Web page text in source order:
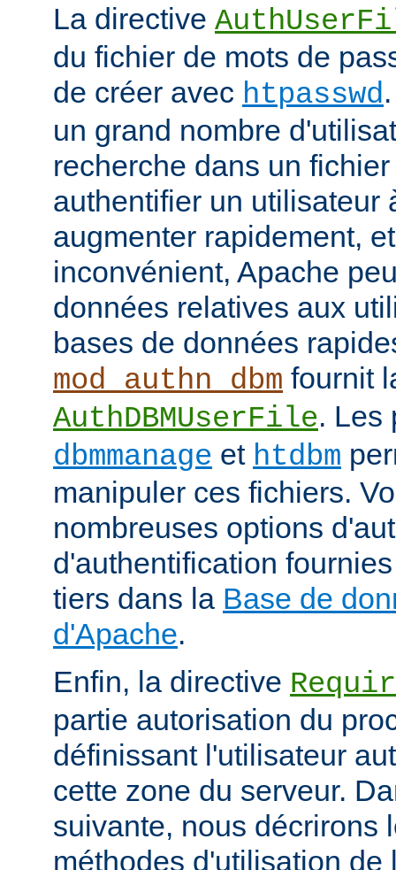
La directive
du fichier de mots de
de créer avec htpasswd
un grand nombre
recherche dans un
authentifier un utilisateur
augmenter rapidement,
inconvénient, Apache
données relatives aux
bases de données
mod_authn_dbm fournit
AuthDBMUserFile. Les
dbmmanage et htdbm
manipuler ces fichiers.
nombreuses options
d'authentification
tiers dans la Base de
d'Apache.
Enfin, la directive
partie autorisation du
définissant l'utilisateur
cette zone du serveur.
suivante, nous décrirons
méthodes d'utilisation de